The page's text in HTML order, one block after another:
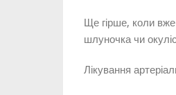
Ще гірше, коли вже
шлуночка чи
Лікування